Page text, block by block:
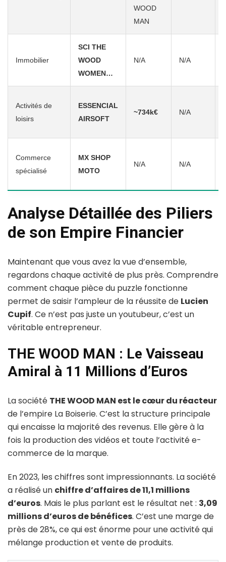
WOOD
MAN
Immobilier
SCI THE
WOOD
WOMEN…
N/A N/A
Activités de
loisirs
ESSENCIAL
AIRSOFT
~734k€ N/A
Commerce
spécialisé
MX SHOP
MOTO
N/A N/A
Analyse Détaillée des Piliers
de son Empire Financier
Maintenant que vous avez la vue d’ensemble,
regardons chaque activité de plus près. Comprendre
comment chaque pièce du puzzle fonctionne
permet de saisir l’ampleur de la réussite de Lucien
Cupif. Ce n’est pas juste un youtubeur, c’est un
véritable entrepreneur.
THE WOOD MAN : Le Vaisseau
Amiral à 11 Millions d’Euros
La société THE WOOD MAN est le cœur du réacteur
de l’empire La Boiserie. C’est la structure principale
qui encaisse la majorité des revenus. Elle gère à la
fois la production des vidéos et toute l’activité e-
commerce de la marque.
En 2023, les chiffres sont impressionnants. La société
a réalisé un chiffre d’affaires de 11,1 millions
d’euros. Mais le plus parlant est le résultat net : 3,09
millions d’euros de bénéfices. C’est une marge de
près de 28%, ce qui est énorme pour une activité qui
mélange production et vente de produits.